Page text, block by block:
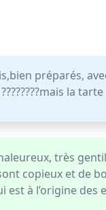
préparés,
la
très
copieux et de
est à l’origine